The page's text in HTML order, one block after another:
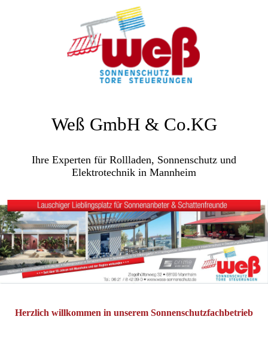
Weß GmbH & Co.KG
Ihre Experten für Rollladen, Sonnenschutz und
Elektrotechnik in Mannheim
Herzlich willkommen in unserem Sonnenschutzfachbetrieb